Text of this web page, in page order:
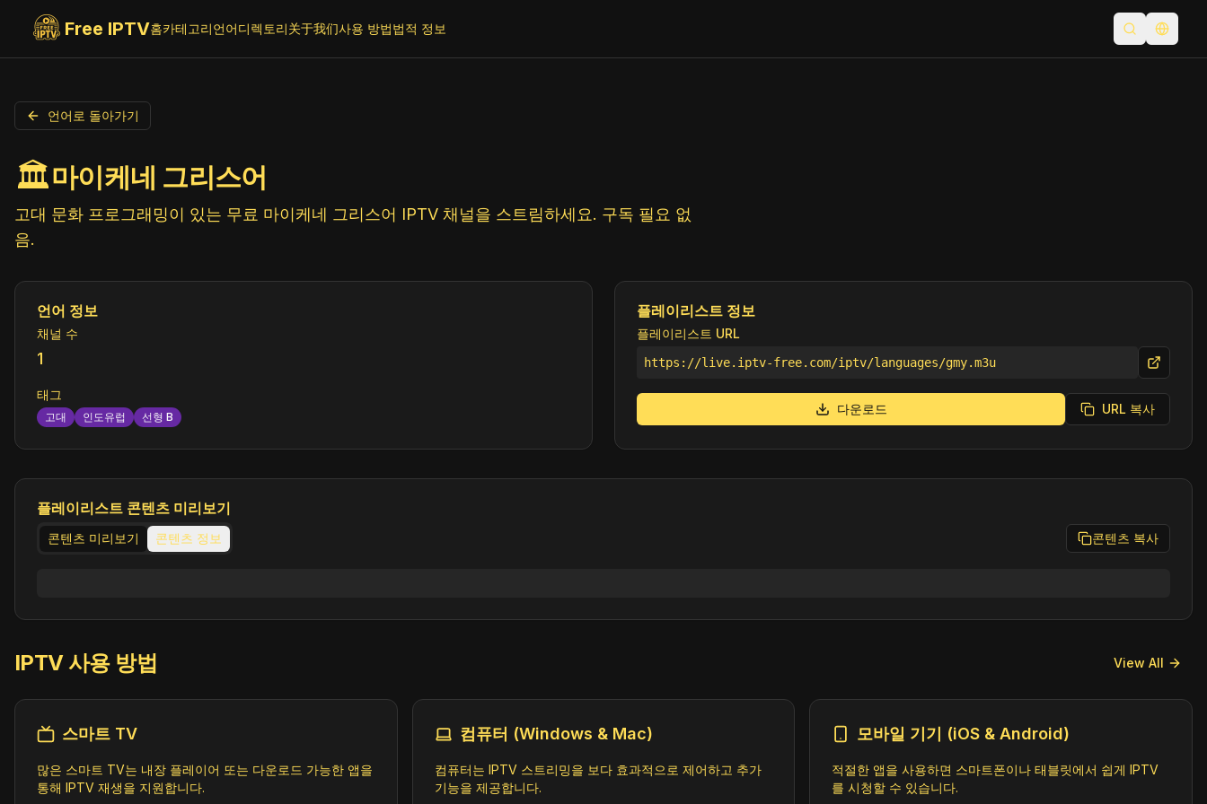
Free IPTV홈카테고리언어디렉토리关于我们사용 방법법적 정보 검색 열기언어 전
언어로 돌아가기
🏛️마이케네 그리스어
고대 문화 프로그래밍이 있는 무료 마이케네 그리스어 IPTV 채널을 스트림하세요. 구독 필요 없
음.
언어 정보
채널 수
1
태그
고대 인도유럽 선형 B
플레이리스트 정보
플레이리스트 URL
https://live.iptv-free.com/iptv/languages/gmy.m3u
다운로드 URL 복사
플레이리스트 콘텐츠 미리보기
콘텐츠 미리보기 콘텐츠 정보 콘텐츠 복사
IPTV 사용 방법 View All
스마트 TV
많은 스마트 TV는 내장 플레이어 또는 다운로드 가능한 앱을
통해 IPTV 재생을 지원합니다.
컴퓨터 (Windows & Mac)
컴퓨터는 IPTV 스트리밍을 보다 효과적으로 제어하고 추가
기능을 제공합니다.
모바일 기기 (iOS & Android)
적절한 앱을 사용하면 스마트폰이나 태블릿에서 쉽게 IPTV
를 시청할 수 있습니다.